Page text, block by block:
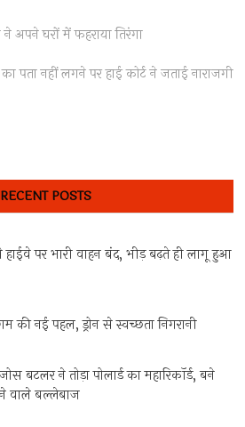
अपने घरों में फहराया तिरंगा
पता नहीं लगने पर हाई कोर्ट ने जताई नाराजगी
RECENT POSTS
हाईवे पर भारी वाहन बंद, भीड़ बढ़ते ही लागू हुआ
की नई पहल, ड्रोन से स्वच्छता निगरानी
बटलर ने तोड़ा पोलार्ड का महारिकॉर्ड, बने
वाले बल्लेबाज